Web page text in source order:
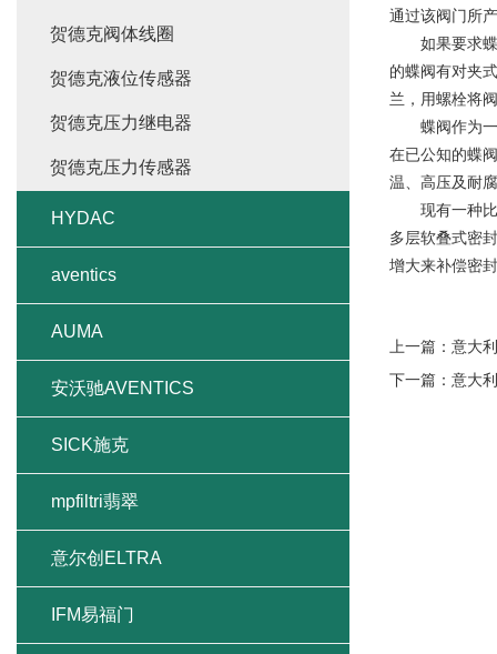
通过该阀门所
如果要求蝶
的蝶阀有对夹
兰，用螺栓将
蝶阀作为一
在已公知的蝶
温、高压及耐
现有一种比
多层软叠式密
增大来补偿密
上一篇： 意大
下一篇： 意大
贺德克阀体线圈
贺德克液位传感器
贺德克压力继电器
贺德克压力传感器
HYDAC
aventics
AUMA
安沃驰AVENTICS
SICK施克
mpfiltri翡翠
意尔创ELTRA
IFM易福门